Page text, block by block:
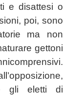
e disattesi o
poi, sono
ma non
gettoni
gli eletti di